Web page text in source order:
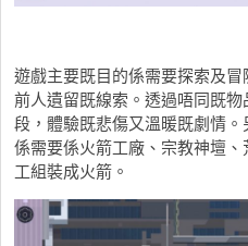
遊戲主要既目的係需要探索及
前人遺留既線索。透過唔同既
段，體驗既悲傷又溫暖既劇情
係需要係火箭工廠、宗教神壇
工組裝成火箭。